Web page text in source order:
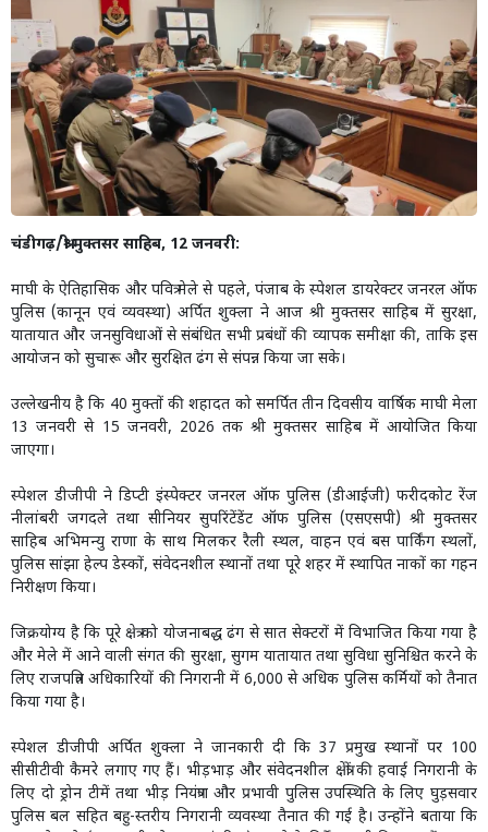
चंडीगढ़/श्री मुक्तसर साहिब, 12 जनवरी:
माघी के ऐतिहासिक और पवित्र मेले से पहले, पंजाब के स्पेशल डायरेक्टर जनरल ऑफ
पुलिस (कानून एवं व्यवस्था) अर्पित शुक्ला ने आज श्री मुक्तसर साहिब में सुरक्षा,
यातायात और जनसुविधाओं से संबंधित सभी प्रबंधों की व्यापक समीक्षा की, ताकि इस
आयोजन को सुचारू और सुरक्षित ढंग से संपन्न किया जा सके।
उल्लेखनीय है कि 40 मुक्तों की शहादत को समर्पित तीन दिवसीय वार्षिक माघी मेला
13 जनवरी से 15 जनवरी, 2026 तक श्री मुक्तसर साहिब में आयोजित किया
जाएगा।
स्पेशल डीजीपी ने डिप्टी इंस्पेक्टर जनरल ऑफ पुलिस (डीआईजी) फरीदकोट रेंज
नीलांबरी जगदले तथा सीनियर सुपरिंटेंडेंट ऑफ पुलिस (एसएसपी) श्री मुक्तसर
साहिब अभिमन्यु राणा के साथ मिलकर रैली स्थल, वाहन एवं बस पार्किंग स्थलों,
पुलिस सांझा हेल्प डेस्कों, संवेदनशील स्थानों तथा पूरे शहर में स्थापित नाकों का गहन
निरीक्षण किया।
जिक्रयोग्य है कि पूरे क्षेत्र को योजनाबद्ध ढंग से सात सेक्टरों में विभाजित किया गया है
और मेले में आने वाली संगत की सुरक्षा, सुगम यातायात तथा सुविधा सुनिश्चित करने के
लिए राजपत्रित अधिकारियों की निगरानी में 6,000 से अधिक पुलिस कर्मियों को तैनात
किया गया है।
स्पेशल डीजीपी अर्पित शुक्ला ने जानकारी दी कि 37 प्रमुख स्थानों पर 100
सीसीटीवी कैमरे लगाए गए हैं। भीड़भाड़ और संवेदनशील क्षेत्रों की हवाई निगरानी के
लिए दो ड्रोन टीमें तथा भीड़ नियंत्रण और प्रभावी पुलिस उपस्थिति के लिए घुड़सवार
पुलिस बल सहित बहु-स्तरीय निगरानी व्यवस्था तैनात की गई है। उन्होंने बताया कि